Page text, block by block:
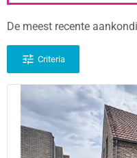
De meest recente
Criteria